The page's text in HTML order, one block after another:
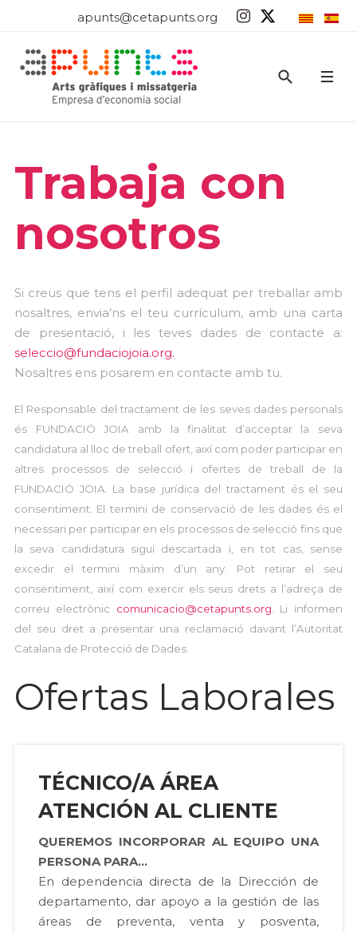
apunts@cetapunts.org
Trabaja con
nosotros
Si creus que tens el perfil adequat per treballar amb
nosaltres, envia’ns el teu currículum, amb una carta
de presentació, i les teves dades de contacte a:
seleccio@fundaciojoia.org.
Nosaltres ens posarem en contacte amb tu.
El Responsable del tractament de les seves dades personals
és FUNDACIÓ JOIA amb la finalitat d’acceptar la seva
candidatura al lloc de treball ofert, així com poder participar en
altres processos de selecció i ofertes de treball de la
FUNDACIÓ JOIA. La base jurídica del tractament és el seu
consentiment. El termini de conservació de les dades és el
necessari per participar en els processos de selecció fins que
la seva candidatura sigui descartada i, en tot cas, sense
excedir el termini màxim d’un any. Pot retirar el seu
consentiment, així com exercir els seus drets a l’adreça de
correu electrònic comunicacio@cetapunts.org . Li informen
del seu dret a presentar una reclamació davant l’Autoritat
Catalana de Protecció de Dades.
Ofertas Laborales
TÉCNICO/A ÁREA
ATENCIÓN AL CLIENTE
QUEREMOS INCORPORAR AL EQUIPO UNA
PERSONA PARA...
En dependencia directa de la Dirección de
departamento, dar apoyo a la gestión de las
áreas de preventa, venta y posventa,